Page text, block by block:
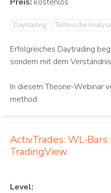
Daytrading Technische
Erfolgreiches Daytrading
sondern mit dem
In diesem Theorie-Webinar
method
ActivTrades: WL-Bars
TradingView
Level: